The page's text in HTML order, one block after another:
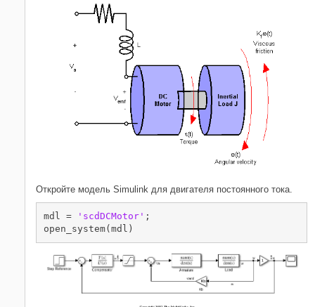
Откройте модель Simulink для двигателя постоянного тока.
mdl = 'scdDCMotor' ;